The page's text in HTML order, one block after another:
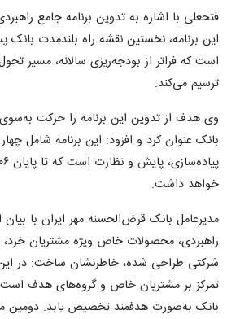
است که فراتر از بودجه‌ریزی سالانه، مسیر
ترسیم می‌کند.
وی هدف از تدوین این برنامه را حرکت
بانک عنوان کرد و افزود: این برنامه شامل
خواهد داشت.
مدیرعامل بانک قرض‌الحسنه مهر ایران با بیان
راهبردی، محصولات خاص ویژه مشتریان خرد،
شرکتی طراحی شده، خاطرنشان ساخت: در
تمرکز بر مشتریان خاص و گروه‌های هدف است
بانک به‌صورت هدفمند تخصیص یابد. دومین